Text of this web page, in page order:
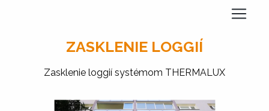
ZASKLENIE LOGGIÍ
Zasklenie loggií systémom THERMALUX